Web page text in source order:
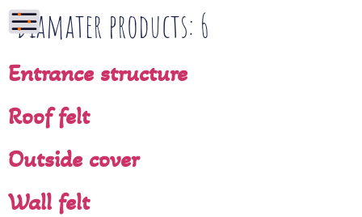
Diamater products: 6
Entrance structure
Roof felt
Outside cover
Wall felt